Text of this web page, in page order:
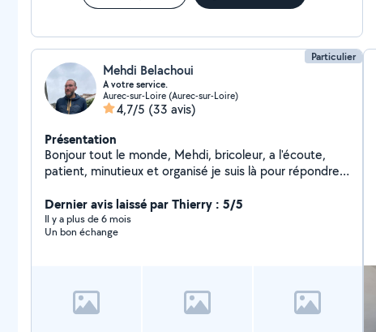
Particulier
Mehdi Belachoui
A votre service.
Aurec-sur-Loire (Aurec-sur-Loire)
4,7/5 (33 avis)
Présentation
Bonjour tout le monde, Mehdi, bricoleur, a l'écoute,
patient, minutieux et organisé je suis là pour répondre à
de haie, jardinage, peinture, tapisserie, pose de
parquet, repassage, ménage, déménagement...).
N'hésitez pas à me contactez, je serai ravi d'échanger
Dernier avis laissé par Thierry : 5/5
Il y a plus de 6 mois
Un bon échange